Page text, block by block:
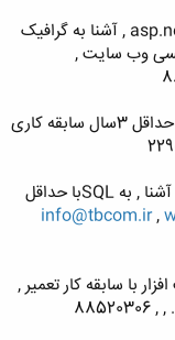
شرکت معتبر سهامی خاص , (خانم ) مسلط به asp.net , آشنا به گرافیک
Admin شبکه , و کارشناس IT و سخت افزار , با حداقل 3سال سابقه کاری
پشتیبان نرم افزار آشنا , به نرم افزار اداری ، مالی آشنا , به SQLبا حداقل
info@tbcom.ir,
با سابقه کار تعمیر ,